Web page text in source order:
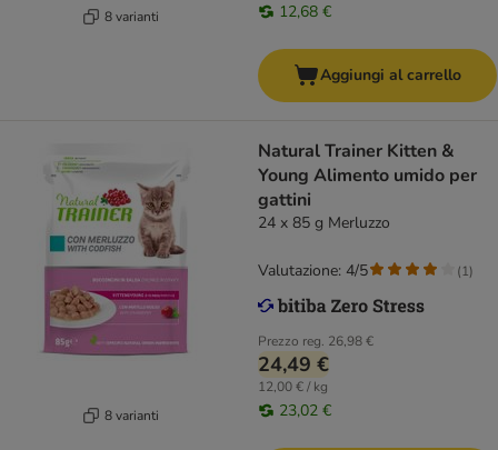
8 varianti 12,68 €
Aggiungi al carrello
8 varianti
Natural Trainer Kitten &
Young Alimento umido per
gattini
24 x 85 g Merluzzo
Prezzo reg. 26,98 €
24,49 €
12,00 € / kg
23,02 €
Valutazione: 4/5 (1)